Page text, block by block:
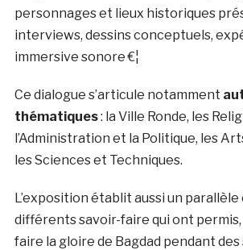
personnages et lieux historiques
interviews, dessins conceptuels,
immersive sonore €¦
Ce dialogue s’articule notamment
thématiques: la Ville Ronde, les
l’Administration et la Politique, les
les Sciences et Techniques.
L’exposition établit aussi un
différents savoir-faire qui ont permis,
faire la gloire de Bagdad pendant des